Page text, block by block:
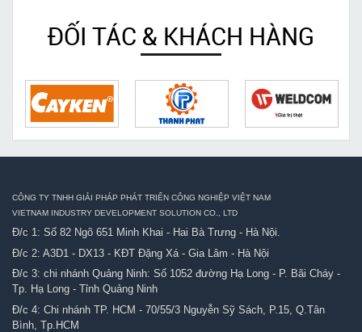
ĐỐI TÁC & KHÁCH HÀNG
CÔNG TY TNHH GIẢI PHÁP PHÁT TRIỂN CÔNG NGHIỆP VIỆT NAM
VIETNAM INDUSTRY DEVELOPMENT SOLUTION CO., LTD
Đ/c 1: Số 82 Ngõ 651 Minh Khai - Hai Bà Trưng - Hà Nội.
Đ/c 2: A3D1 - DX13 - KĐT Đặng Xá - Gia Lâm - Hà Nội
Đ/c 3: chi nhánh Quảng Ninh: Số 1052 đường Hạ Long - P. Bãi Cháy -
Tp. Hạ Long - Tỉnh Quảng Ninh
Đ/c 4: Chi nhánh TP. HCM - 70/55/3 Nguyễn Sỹ Sách, P.15, Q.Tân
Bình, Tp.HCM